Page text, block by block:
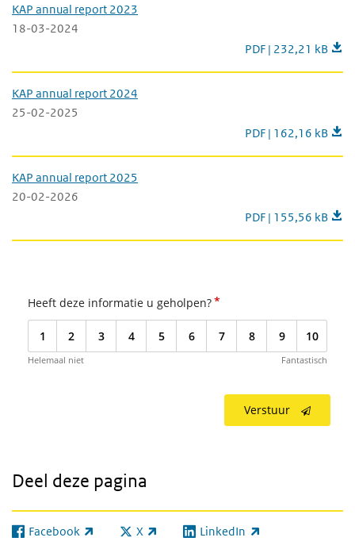
KAP annual report 2023
18-03-2024
KAP annual report
PDF | 232,21 kB
KAP annual report 2024
25-02-2025
KAP annual report
PDF | 162,16 kB
KAP annual report 2025
20-02-2026
KAP annual report
PDF | 155,56 kB
Heeft deze informatie u geholpen?*
1 2 3 4 5 6 7 8 9 10
Helemaal niet Fantastisch
Verstuur
Deel deze pagina
Facebook
(externe link) X
(externe link) LinkedIn
(externe link)